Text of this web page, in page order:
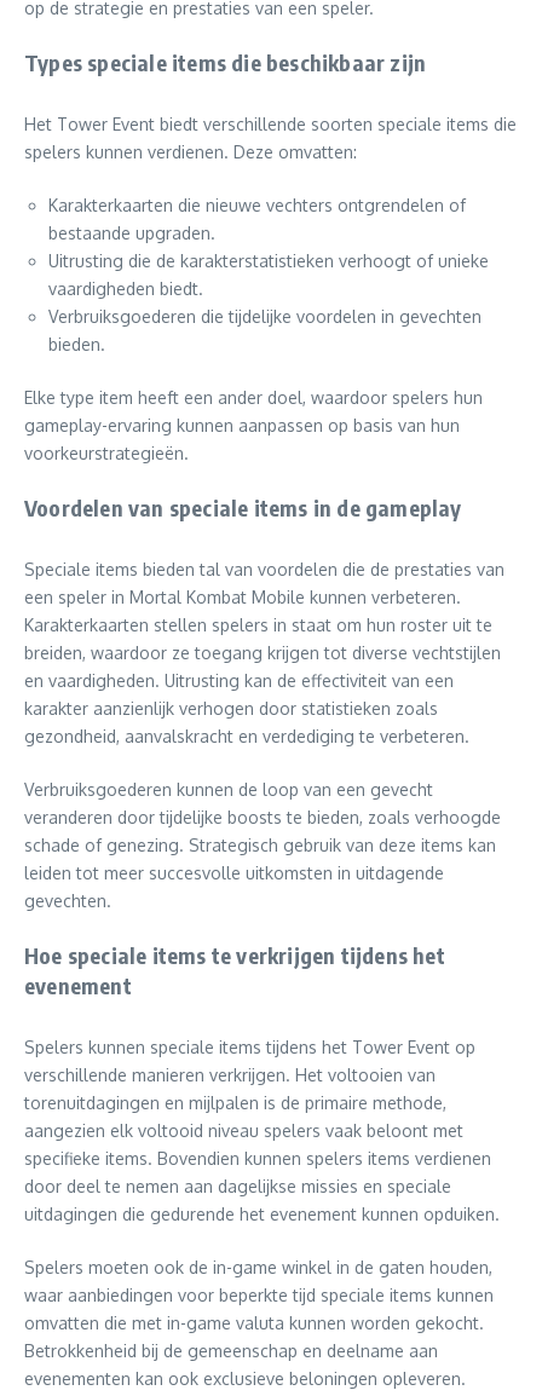
op de strategie en prestaties van een speler.
Types speciale items die beschikbaar zijn
Het Tower Event biedt verschillende soorten speciale items die
spelers kunnen verdienen. Deze omvatten:
Karakterkaarten die nieuwe vechters ontgrendelen of
bestaande upgraden.
Uitrusting die de karakterstatistieken verhoogt of unieke
vaardigheden biedt.
Verbruiksgoederen die tijdelijke voordelen in gevechten
bieden.
Elke type item heeft een ander doel, waardoor spelers hun
gameplay-ervaring kunnen aanpassen op basis van hun
voorkeurstrategieën.
Voordelen van speciale items in de gameplay
Speciale items bieden tal van voordelen die de prestaties van
een speler in Mortal Kombat Mobile kunnen verbeteren.
Karakterkaarten stellen spelers in staat om hun roster uit te
breiden, waardoor ze toegang krijgen tot diverse vechtstijlen
en vaardigheden. Uitrusting kan de effectiviteit van een
karakter aanzienlijk verhogen door statistieken zoals
gezondheid, aanvalskracht en verdediging te verbeteren.
Verbruiksgoederen kunnen de loop van een gevecht
veranderen door tijdelijke boosts te bieden, zoals verhoogde
schade of genezing. Strategisch gebruik van deze items kan
leiden tot meer succesvolle uitkomsten in uitdagende
gevechten.
Hoe speciale items te verkrijgen tijdens het
evenement
Spelers kunnen speciale items tijdens het Tower Event op
verschillende manieren verkrijgen. Het voltooien van
torenuitdagingen en mijlpalen is de primaire methode,
aangezien elk voltooid niveau spelers vaak beloont met
specifieke items. Bovendien kunnen spelers items verdienen
door deel te nemen aan dagelijkse missies en speciale
uitdagingen die gedurende het evenement kunnen opduiken.
Spelers moeten ook de in-game winkel in de gaten houden,
waar aanbiedingen voor beperkte tijd speciale items kunnen
omvatten die met in-game valuta kunnen worden gekocht.
Betrokkenheid bij de gemeenschap en deelname aan
evenementen kan ook exclusieve beloningen opleveren.